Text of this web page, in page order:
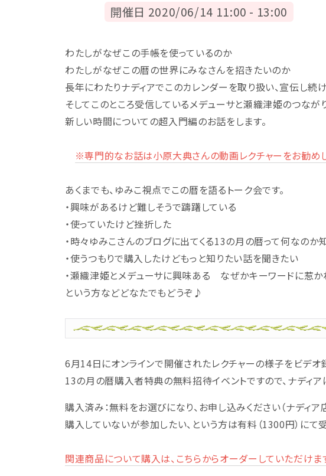
開催日 2020/06/14 11:00 - 13:00
わたしがなぜこの手帳を使っているのか
わたしがなぜこの暦の世界にみなさんを招きたいのか
長年にわたりナディアでこのカレンダーを取り扱い、宣伝し続
そしてこのところ受信しているメデューサと瀬織津姫のつなが
新しい時間についての超入門編のお話をします。
※専門的なお話は小原大典さんの動画レクチャーをお勧め
あくまでも、ゆみこ視点でこの暦を語るトーク会です。
・興味があるけど難しそうで躊躇している
・使っていたけど挫折した
・時々ゆみこさんのブログに出てくる13の月の暦って何なのか
・使うつもりで購入したけどもっと知りたい話を聞きたい
・瀬織津姫とメデューサに興味ある なぜかキーワードに惹か
という方などどなたでもどうぞ♪
6月14日にオンラインで開催されたレクチャーの様子をビデオ
13の月の暦購入者特典の無料招待イベントですので、ナディ
購入済み：無料をお選びになり、お申し込みください（ナディ
購入していないが参加したい、という方は有料（1300円）にて
関連商品について購入は、こちらからオーダーしていただけま